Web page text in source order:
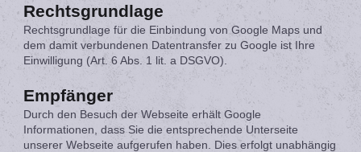
Rechtsgrundlage
Rechtsgrundlage für die Einbindung von Google Maps und
dem damit verbundenen Datentransfer zu Google ist Ihre
Einwilligung (Art. 6 Abs. 1 lit. a DSGVO).
Empfänger
Durch den Besuch der Webseite erhält Google
Informationen, dass Sie die entsprechende Unterseite
unserer Webseite aufgerufen haben. Dies erfolgt unabhängig